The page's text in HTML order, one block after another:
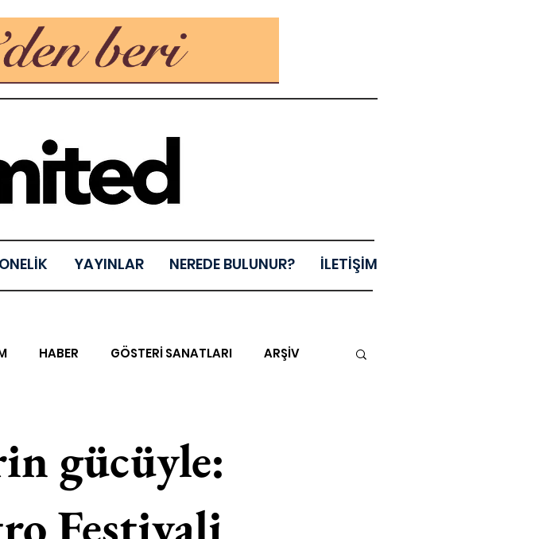
YAYINLAR NEREDE BULUNUR? İLETİŞİM
HABER GÖSTERİ SANATLARI ARŞİV
ON SORULUK SOHBETLER
gücüyle: